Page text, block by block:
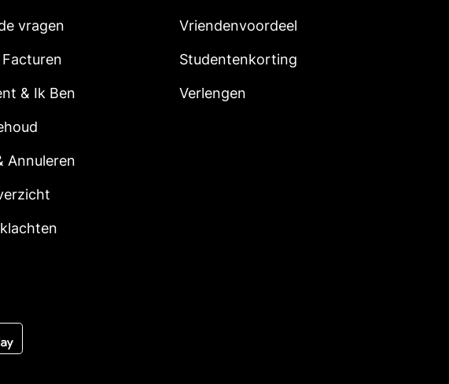
vragen
& Ik Ben
Annuleren
Vriendenvoordeel
Studentenkorting
Verlengen